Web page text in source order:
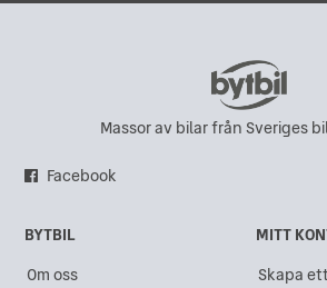
Massor av bilar från Sveriges
Facebook
BYTBIL
Om oss
MITT
Skapa